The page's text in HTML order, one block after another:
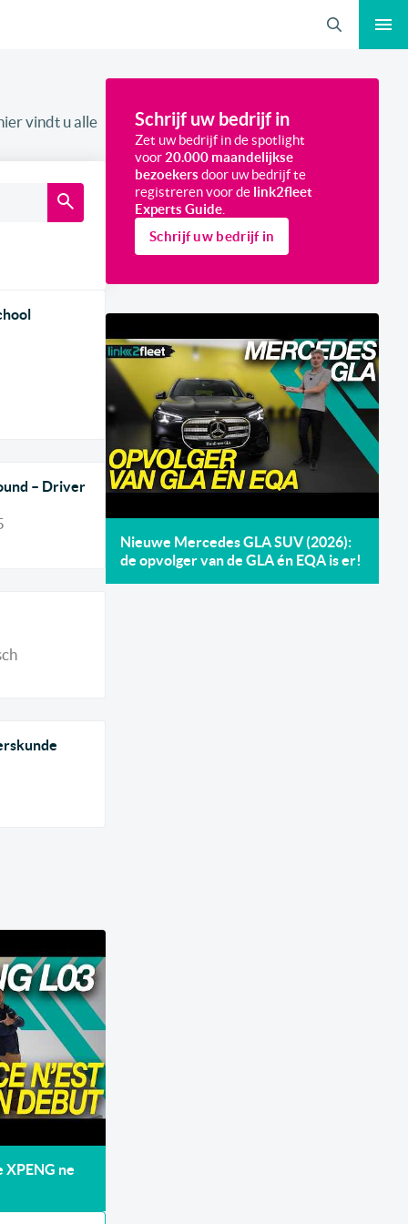
vindt u alle
– Driver
XPENG ne
Schrijf uw bedrijf in
Zet uw bedrijf in de spotlight
voor20.000 maandelijkse
bezoekers door uw bedrijf te
registreren voor de link2fleet
Experts Guide.
Schrijf uw bedrijf in
Nieuwe Mercedes GLA SUV (2026):
de opvolger van de GLA én EQA is er!